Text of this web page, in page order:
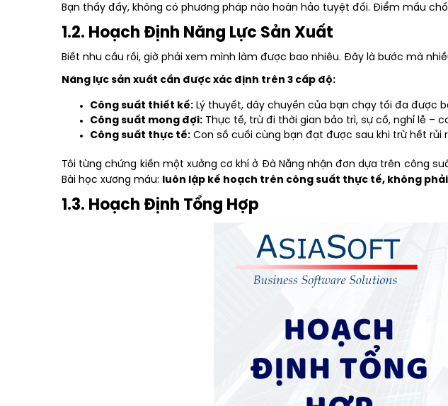
Bạn thấy đấy, không có phương pháp nào hoàn hảo tuyệt đối. Điểm mấu
1.2. Hoạch Định Năng Lực Sản Xuất
Biết nhu cầu rồi, giờ phải xem mình làm được bao nhiêu. Đây là bước mà
Năng lực sản xuất cần được xác định trên 3 cấp độ:
Công suất thiết kế: Lý thuyết, dây chuyền của bạn chạy tối đa được
Công suất mong đợi: Thực tế, trừ đi thời gian bảo trì, sự cố, nghỉ lễ –
Công suất thực tế: Con số cuối cùng bạn đạt được sau khi trừ hết rủi
Tôi từng chứng kiến một xưởng cơ khí ở Đà Nẵng nhận đơn dựa trên công
Bài học xương máu: luôn lập kế hoạch trên công suất thực tế, không
1.3. Hoạch Định Tổng Hợp